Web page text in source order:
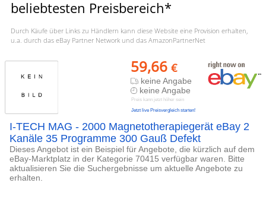
beliebtesten Preisbereich*
Durch Käufe über Links zu Händlern kann diese Website eine Provision erhalten,
u.a. durch das eBay Partner Network und das AmazonPartnerNet
59,66 €
keine Angabe
keine Angabe
Preis kann jetzt höher sein
Jetzt live Preisvergleich starten!
I-TECH MAG - 2000 Magnetotherapiegerät eBay 2
Kanäle 35 Programme 300 Gauß Defekt
Dieses Angebot ist ein Beispiel für Angebote, die kürzlich auf dem
eBay-Marktplatz in der Kategorie 70415 verfügbar waren. Bitte
aktualisieren Sie die Suchergebnisse um aktuelle Angebote zu
erhalten.